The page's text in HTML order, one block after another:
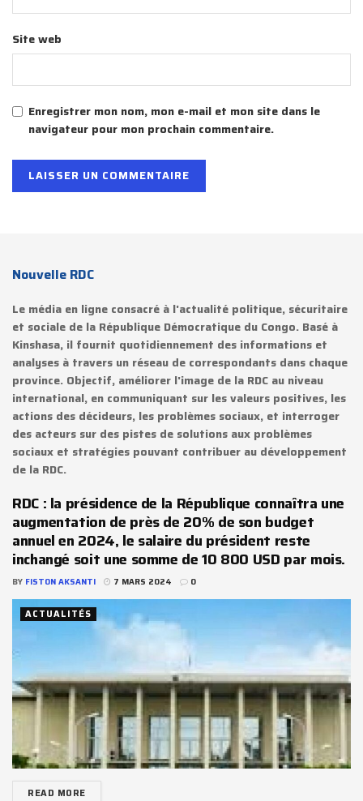
Site web
Enregistrer mon nom, mon e-mail et mon site dans le
navigateur pour mon prochain commentaire.
Nouvelle RDC
Le média en ligne consacré à l'actualité politique, sécuritaire
et sociale de la République Démocratique du Congo. Basé à
Kinshasa, il fournit quotidiennement des informations et
analyses à travers un réseau de correspondants dans chaque
province. Objectif, améliorer l'image de la RDC au niveau
international, en communiquant sur les valeurs positives, les
actions des décideurs, les problèmes sociaux, et interroger
des acteurs sur des pistes de solutions aux problèmes
sociaux et stratégies pouvant contribuer au développement
de la RDC.
RDC : la présidence de la République connaîtra une
augmentation de près de 20% de son budget
annuel en 2024, le salaire du président reste
inchangé soit une somme de 10 800 USD par mois.
BY FISTON AKSANTI 7 MARS 2024 0
ACTUALITÉS
READ MORE